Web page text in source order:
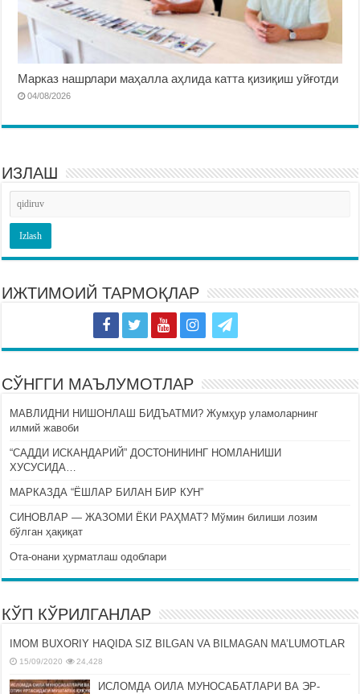
Марказ нашрлари маҳалла аҳлида катта қизиқиш уйғотди
04/08/2026
ИЗЛАШ
ИЖТИМОИЙ ТАРМОҚЛАР
СЎНГГИ МАЪЛУМОТЛАР
МАВЛИДНИ НИШОНЛАШ БИДЪАТМИ? Жумҳур уламоларнинг
илмий жавоби
“САДДИ ИСКАНДАРИЙ” ДОСТОНИНИНГ НОМЛАНИШИ
ХУСУСИДА…
МАРКАЗДА “ЁШЛАР БИЛАН БИР КУН”
СИНОВЛАР — ЖАЗОМИ ЁКИ РАҲМАТ? Мўмин билиши лозим
бўлган ҳақиқат
Ота-онани ҳурматлаш одоблари
КЎП КЎРИЛГАНЛАР
IMOM BUXORIY HAQIDA SIZ BILGAN VA BILMAGAN MA’LUMOTLAR
15/09/2020 24,428
ИСЛОМДА ОИЛА МУНОСАБАТЛАРИ ВА ЭР-